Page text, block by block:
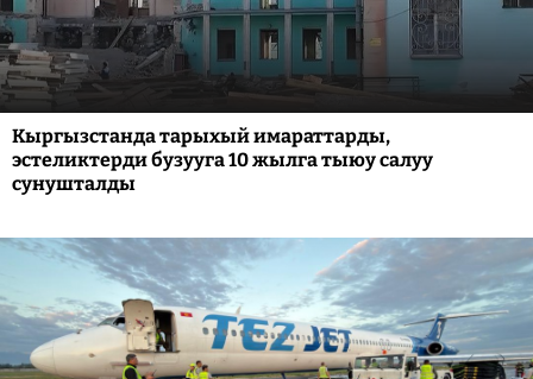
Кыргызстанда тарыхый имараттарды,
эстеликтерди бузууга 10 жылга тыюу салуу
сунушталды